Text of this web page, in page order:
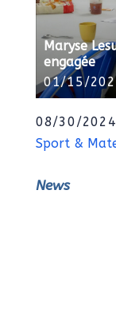
Maryse
engagée
01/15/
08/30/2024
Sport &
News